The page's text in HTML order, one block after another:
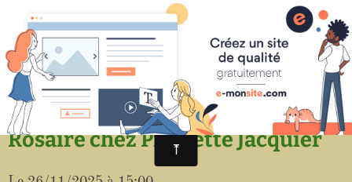
Paroisse de Saint-Aigulin
Rosaire chez Pierrette Jacquier